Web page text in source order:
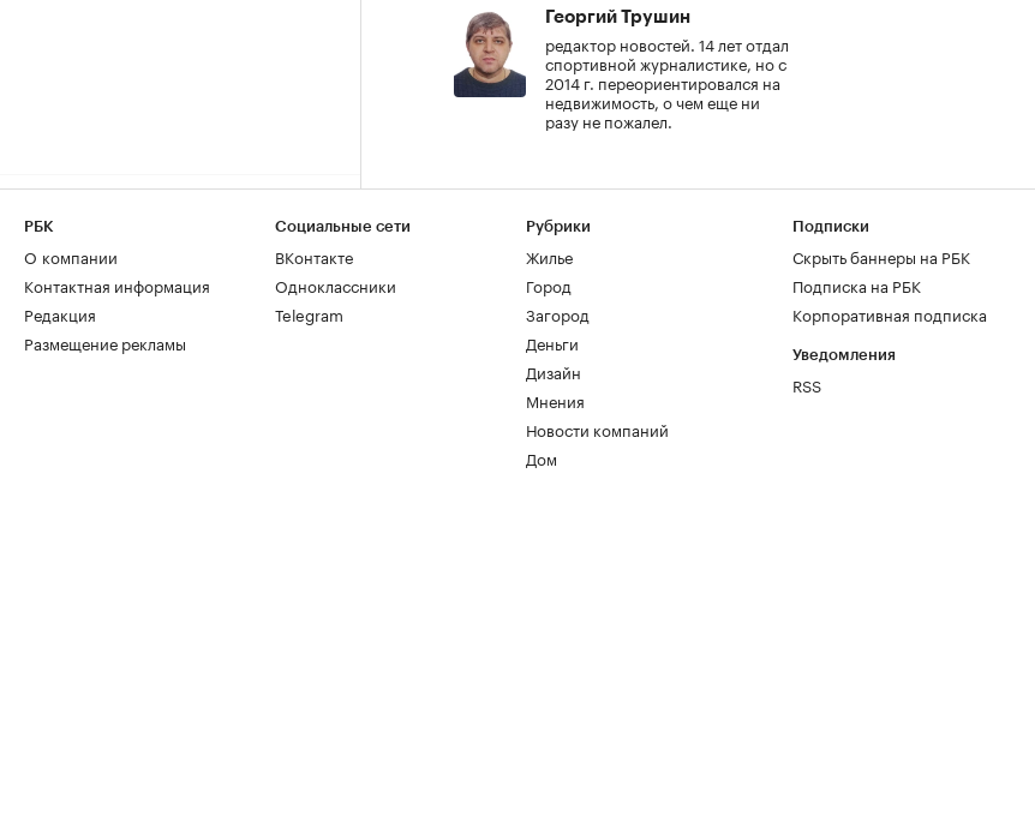
Георгий Трушин
редактор новостей. 14 лет отдал
спортивной журналистике, но с
2014 г. переориентировался на
недвижимость, о чем еще ни
разу не пожалел.
РБК
О компании
Контактная информация
Редакция
Размещение рекламы
Социальные сети
ВКонтакте
Одноклассники
Telegram
Рубрики
Жилье
Город
Загород
Деньги
Дизайн
Мнения
Новости компаний
Дом
Подписки
Скрыть баннеры на РБК
Подписка на РБК
Корпоративная подписка
Уведомления
RSS